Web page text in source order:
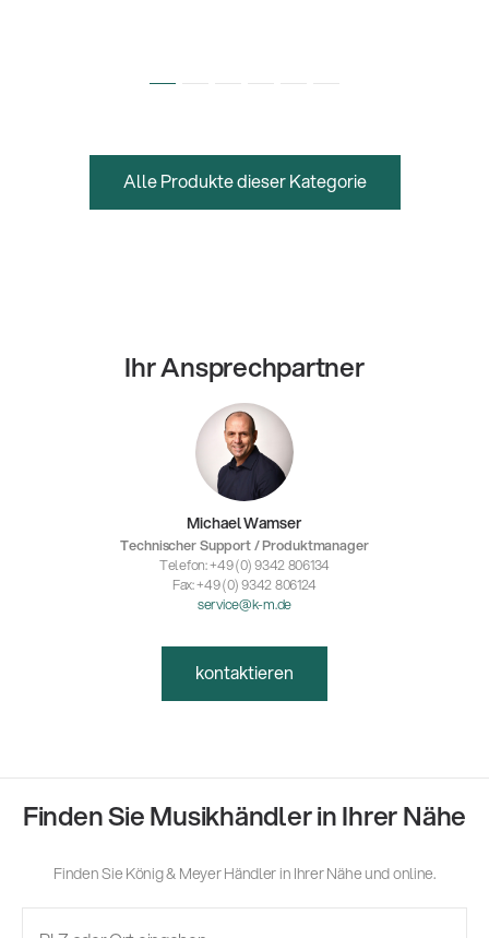
Alle Produkte dieser Kategorie
Ihr Ansprechpartner
Michael Wamser
Technischer Support / Produktmanager
Telefon: +49 (0) 9342 806134
Fax: +49 (0) 9342 806124
service@k-m.de
kontaktieren
Finden Sie Musikhändler in Ihrer Nähe
Finden Sie König & Meyer Händler in Ihrer Nähe und online.